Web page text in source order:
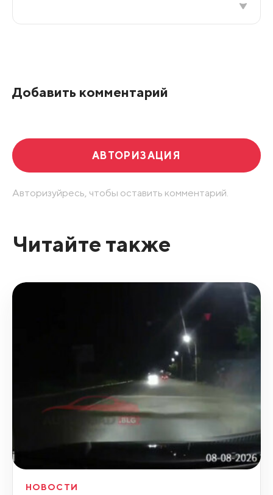
Добавить комментарий
АВТОРИЗАЦИЯ
Авторизуйресь, чтобы оставить комментарий.
Читайте также
НОВОСТИ